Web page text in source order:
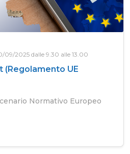
09/2025 dalle 9.30 alle 13.00
(Regolamento UE
Normativo Europeo